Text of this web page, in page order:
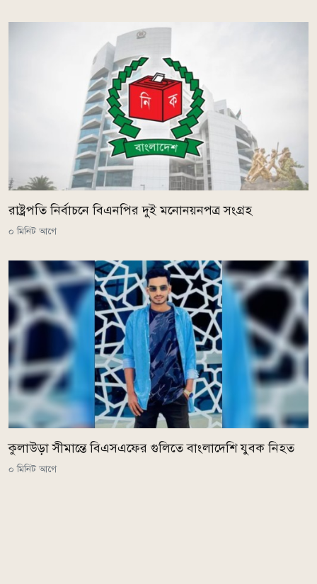
রাষ্ট্রপতি নির্বাচনে বিএনপির দুই মনোনয়নপত্র সংগ্রহ
০ মিনিট আগে
কুলাউড়া সীমান্তে বিএসএফের গুলিতে বাংলাদেশি যুবক নিহত
০ মিনিট আগে